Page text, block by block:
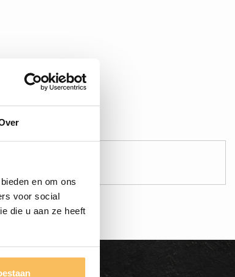
en om ons
voor social
die u aan ze heeft